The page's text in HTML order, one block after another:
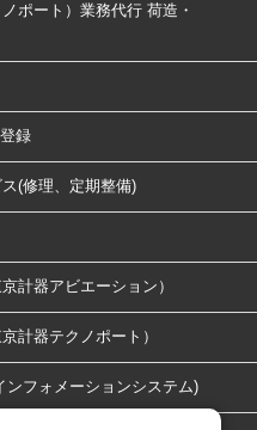
ポート）業務代行 荷造・
録
(修理、定期整備)
計器アビエーション）
計器テクノポート）
ンフォメーションシステム)